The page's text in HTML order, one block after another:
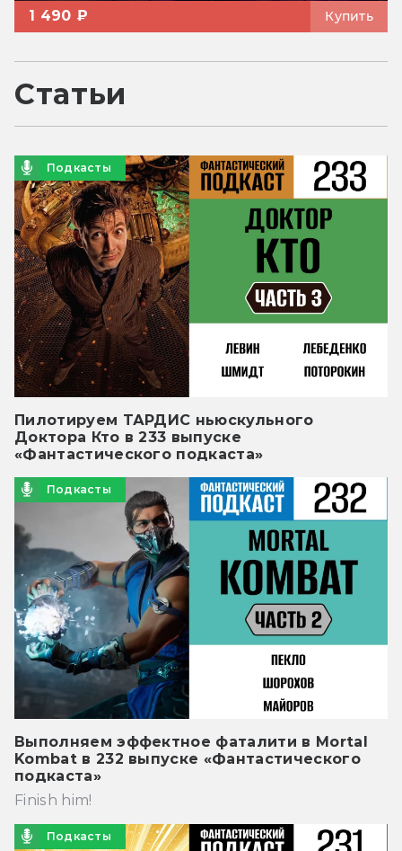
1 490 ₽ Купить
Статьи
Подкасты
Пилотируем ТАРДИС ньюскульного
Доктора Кто в 233 выпуске
«Фантастического подкаста»
Подкасты
Выполняем эффектное фаталити в Mortal
Kombat в 232 выпуске «Фантастического
подкаста»
Finish him!
Подкасты